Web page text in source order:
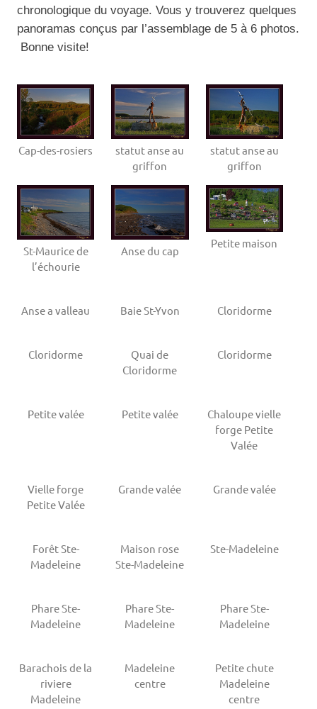
chronologique du voyage. Vous y trouverez quelques
panoramas conçus par l’assemblage de 5 à 6 photos.
Bonne visite!
Cap-des-rosiers
statut anse au
griffon
statut anse au
griffon
St-Maurice de
l’échourie
Anse du cap
Petite maison
Anse a valleau Baie St-Yvon Cloridorme
Cloridorme
Quai de
Cloridorme
Cloridorme
Petite valée Petite valée
Chaloupe vielle
forge Petite
Valée
Vielle forge
Petite Valée
Grande valée Grande valée
Forêt Ste-
Madeleine
Maison rose
Ste-Madeleine
Ste-Madeleine
Phare Ste-
Madeleine
Phare Ste-
Madeleine
Phare Ste-
Madeleine
Barachois de la
riviere
Madeleine
Madeleine
centre
Petite chute
Madeleine
centre